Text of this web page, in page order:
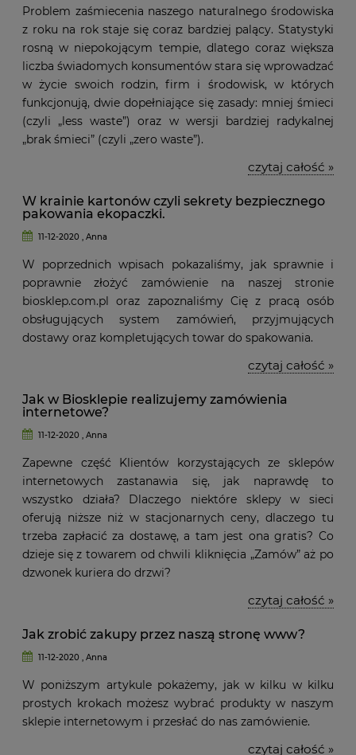
Problem zaśmiecenia naszego naturalnego środowiska
z roku na rok staje się coraz bardziej palący. Statystyki
rosną w niepokojącym tempie, dlatego coraz większa
liczba świadomych konsumentów stara się wprowadzać
w życie swoich rodzin, firm i środowisk, w których
funkcjonują, dwie dopełniające się zasady: mniej śmieci
(czyli „less waste”) oraz w wersji bardziej radykalnej
„brak śmieci” (czyli „zero waste”).
czytaj całość »
W krainie kartonów czyli sekrety bezpiecznego
pakowania ekopaczki.
11-12-2020 , Anna
W poprzednich wpisach pokazaliśmy, jak sprawnie i
poprawnie złożyć zamówienie na naszej stronie
biosklep.com.pl oraz zapoznaliśmy Cię z pracą osób
obsługujących system zamówień, przyjmujących
dostawy oraz kompletujących towar do spakowania.
czytaj całość »
Jak w Biosklepie realizujemy zamówienia
internetowe?
11-12-2020 , Anna
Zapewne część Klientów korzystających ze sklepów
internetowych zastanawia się, jak naprawdę to
wszystko działa? Dlaczego niektóre sklepy w sieci
oferują niższe niż w stacjonarnych ceny, dlaczego tu
trzeba zapłacić za dostawę, a tam jest ona gratis? Co
dzieje się z towarem od chwili kliknięcia „Zamów” aż po
dzwonek kuriera do drzwi?
czytaj całość »
Jak zrobić zakupy przez naszą stronę www?
11-12-2020 , Anna
W poniższym artykule pokażemy, jak w kilku w kilku
prostych krokach możesz wybrać produkty w naszym
sklepie internetowym i przesłać do nas zamówienie.
czytaj całość »